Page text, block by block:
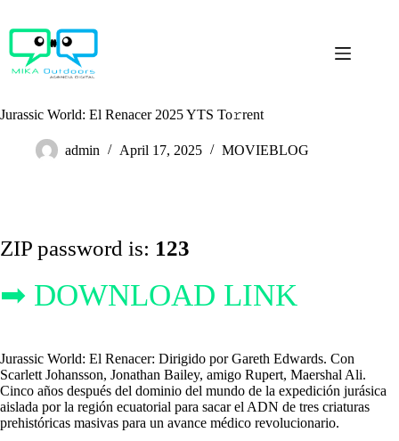
content
Jurassic World: El Renacer 2025 YTS To𝚛rent
admin April 17, 2025 MOVIEBLOG
ZIP password is: 123
➡ DOWNLOAD LINK
Jurassic World: El Renacer: Dirigido por Gareth Edwards. Con
Scarlett Johansson, Jonathan Bailey, amigo Rupert, Maershal Ali.
Cinco años después del dominio del mundo de la expedición jurásica
aislada por la región ecuatorial para sacar el ADN de tres criaturas
prehistóricas masivas para un avance médico revolucionario.